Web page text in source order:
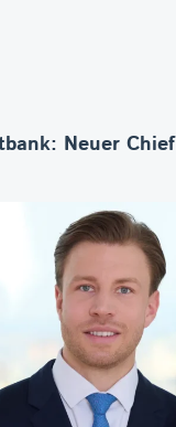
Neuer